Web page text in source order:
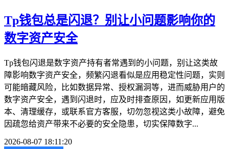
Tp钱包总是闪退？别让小问题影响你的
数字资产安全
Tp钱包闪退是数字资产持有者常遇到的小问题，别让这类故
障影响数字资产安全，频繁闪退看似是应用稳定性问题，实则
可能暗藏风险，比如数据异常、授权漏洞等，进而威胁用户的
数字资产安全，遇到闪退时，应及时排查原因，如更新应用版
本、清理缓存，或联系官方客服，切勿忽视这类小故障，避免
因疏忽给资产带来不必要的安全隐患，切实保障数字...
2026-08-07 18:11:20